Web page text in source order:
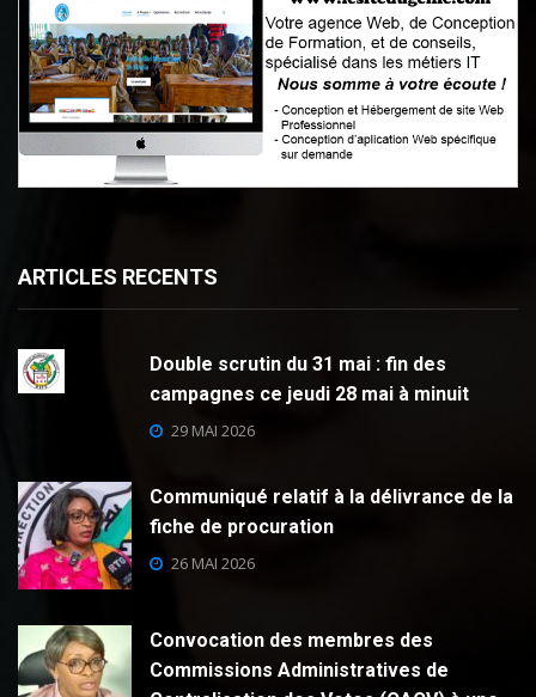
ARTICLES RECENTS
Double scrutin du 31 mai : fin des
campagnes ce jeudi 28 mai à minuit
29 MAI 2026
Communiqué relatif à la délivrance de la
fiche de procuration
26 MAI 2026
Convocation des membres des
Commissions Administratives de